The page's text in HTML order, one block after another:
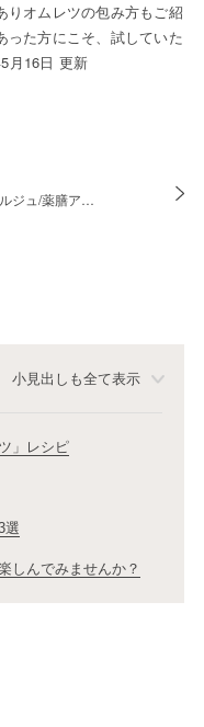
りオムレツの包み方もご紹
った方にこそ、試していた
月16日 更新
ジュ/薬膳ア…
小見出しも全て表示
」レシピ
選
しんでみませんか？